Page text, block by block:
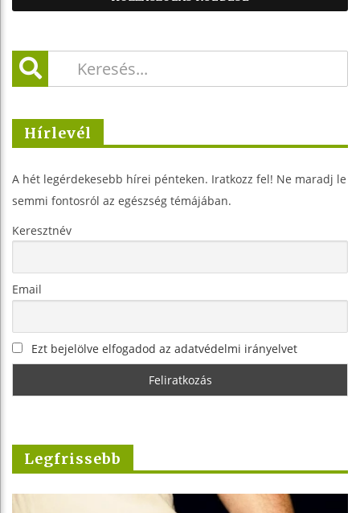
Hírlevél
A hét legérdekesebb hírei pénteken. Iratkozz fel! Ne maradj le
semmi fontosról az egészség témájában.
Keresztnév
Email
Ezt bejelölve elfogadod az adatvédelmi irányelvet
Legfrissebb